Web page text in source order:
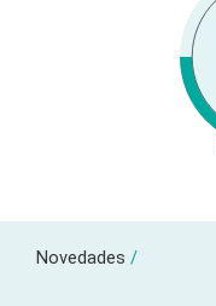
Novedades /